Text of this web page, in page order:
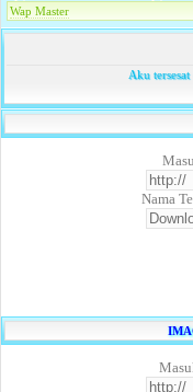
Wap Master
Aku
Nama